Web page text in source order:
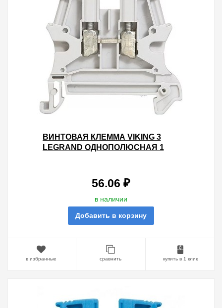
ВИНТОВАЯ КЛЕММА VIKING 3
LEGRAND ОДНОПОЛЮСНАЯ 1
56.06 ₽
в наличии
Добавить в корзину
в избранные сравнить купить в 1 клик